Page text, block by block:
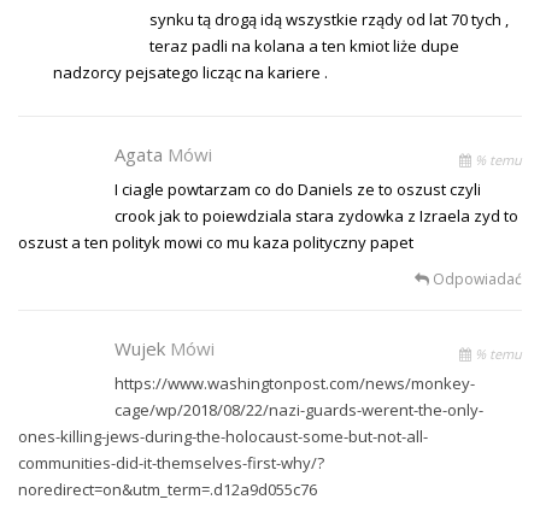
synku tą drogą idą wszystkie rządy od lat 70 tych ,
teraz padli na kolana a ten kmiot liże dupe
nadzorcy pejsatego licząc na kariere .
Agata Mówi % temu
I ciagle powtarzam co do Daniels ze to oszust czyli
crook jak to poiewdziala stara zydowka z Izraela zyd to
oszust a ten polityk mowi co mu kaza polityczny papet
Odpowiadać
Wujek Mówi % temu
https://www.washingtonpost.com/news/monkey-
cage/wp/2018/08/22/nazi-guards-werent-the-only-
ones-killing-jews-during-the-holocaust-some-but-not-all-
communities-did-it-themselves-first-why/?
noredirect=on&utm_term=.d12a9d055c76